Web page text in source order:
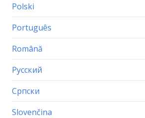
Polski
Português
Română
Русский
Српски
Slovenčina